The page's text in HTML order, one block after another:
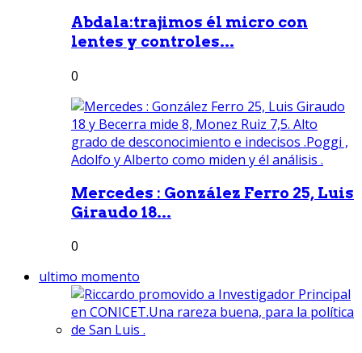
Abdala:trajimos él micro con
lentes y controles...
0
Mercedes : González Ferro 25, Luis
Giraudo 18...
0
ultimo momento